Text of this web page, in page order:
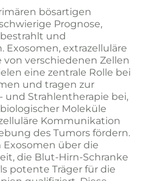
bösartigen
Prognose,
und
extrazelluläre
von verschiedenen Zellen
eine zentrale Rolle bei
und tragen zur
und Strahlentherapie bei,
Moleküle
Kommunikation
des Tumors fördern.
über die
die Blut-Hirn-Schranke
potente Träger für die